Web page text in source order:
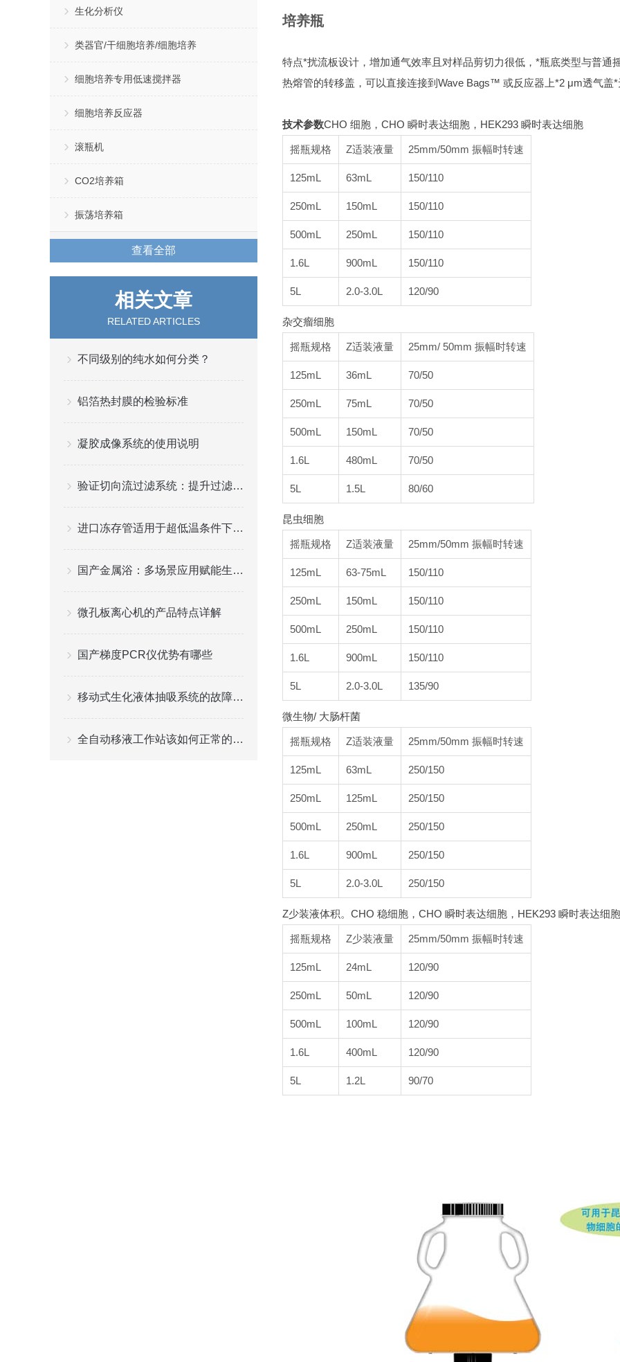
生化分析仪
类器官/干细胞培养/细胞培养
细胞培养专用低速搅拌器
细胞培养反应器
滚瓶机
CO2培养箱
振荡培养箱
查看全部
相关文章
RELATED ARTICLES
不同级别的纯水如何分类？
铝箔热封膜的检验标准
凝胶成像系统的使用说明
验证切向流过滤系统：提升过滤效率与稳定性
进口冻存管适用于超低温条件下存储样本
国产金属浴：多场景应用赋能生命科学实验
微孔板离心机的产品特点详解
国产梯度PCR仪优势有哪些
移动式生化液体抽吸系统的故障分析
全自动移液工作站该如何正常的保养与维护？
培养瓶
特点*扰流板设计，增加通气效率且对样品剪切力很低， *瓶底类型与普通
热熔管的转移盖，可以直接连接到Wave Bags™ 或反应器上*2 μm透气盖*
技术参数CHO 细胞，CHO 瞬时表达细胞，HEK293 瞬时表达细胞
摇瓶规格 Z适装液量 25mm/50mm 振幅时转速
125mL 63mL 150/110
250mL 150mL 150/110
500mL 250mL 150/110
1.6L 900mL 150/110
5L 2.0-3.0L 120/90
杂交瘤细胞
摇瓶规格 Z适装液量 25mm/ 50mm 振幅时转速
125mL 36mL 70/50
250mL 75mL 70/50
500mL 150mL 70/50
1.6L 480mL 70/50
5L 1.5L 80/60
昆虫细胞
摇瓶规格 Z适装液量 25mm/50mm 振幅时转速
125mL 63-75mL 150/110
250mL 150mL 150/110
500mL 250mL 150/110
1.6L 900mL 150/110
5L 2.0-3.0L 135/90
微生物/ 大肠杆菌
摇瓶规格 Z适装液量 25mm/50mm 振幅时转速
125mL 63mL 250/150
250mL 125mL 250/150
500mL 250mL 250/150
1.6L 900mL 250/150
5L 2.0-3.0L 250/150
Z少装液体积。CHO 稳细胞，CHO 瞬时表达细胞，HEK293 瞬时表达细胞
摇瓶规格 Z少装液量 25mm/50mm 振幅时转速
125mL 24mL 120/90
250mL 50mL 120/90
500mL 100mL 120/90
1.6L 400mL 120/90
5L 1.2L 90/70